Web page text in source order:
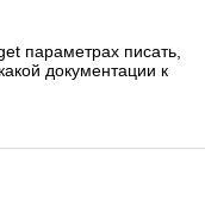
параметрах писать,
документации к